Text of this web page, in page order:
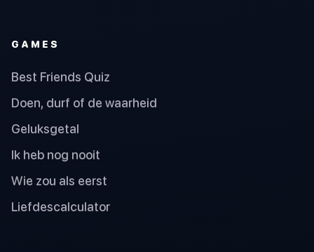
GAMES
Best Friends Quiz
Doen, durf of de waarheid
Geluksgetal
Ik heb nog nooit
Wie zou als eerst
Liefdescalculator